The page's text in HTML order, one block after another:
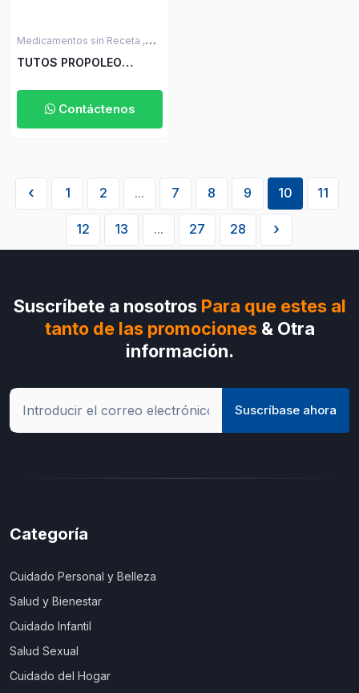
Medicamentos sin Receta ,
Cuidado del Hogar ,Cuidado
TUTOS PROPOLEO
ML
Contáctenos
‹ 1 2 ... 7 8 9 10 11
12 13 ... 27 28 ›
Suscríbete a nosotrosPara que estes al
tanto de las promociones & Otra
información.
Suscríbase ahora
Categoría
Cuidado Personal y Belleza
Salud y Bienestar
Cuidado Infantil
Salud Sexual
Cuidado del Hogar